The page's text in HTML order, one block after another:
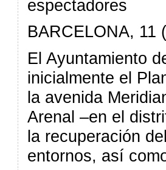
espectadores
BARCELONA, 11
El Ayuntamiento
inicialmente el
la avenida
Arenal –en el
la recuperación
entornos, así